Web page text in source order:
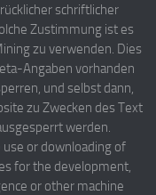
schriftlicher
Zustimmung ist es
zu verwenden. Dies
Angaben vorhanden
und selbst dann,
zu Zwecken des Text
werden.
or downloading of
for the development,
or other machine